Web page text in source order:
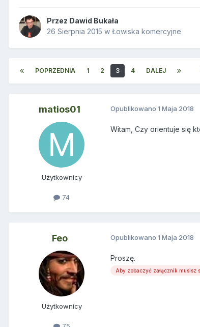
Przez Dawid Bukała
26 Sierpnia 2015 w Łowiska komercyjne
POPRZEDNIA 1 2 3 4 DALEJ
matios01
Użytkownicy
74
Opublikowano 1 Maja 2018
Witam, Czy orientuje się
Feo
Użytkownicy
Opublikowano 1 Maja 2018
Proszę.
Aby zobaczyć załącznik musisz